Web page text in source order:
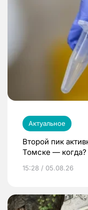
Актуальное
Второй пик
Томске — когда?
15:28 / 05.08.26